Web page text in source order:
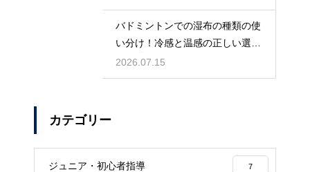
バドミントンでの湿布の種類の使
い分け！冷感と温感の正しい選び
方
2026.07.15
カテゴリー
ジュニア・初心者指導 7